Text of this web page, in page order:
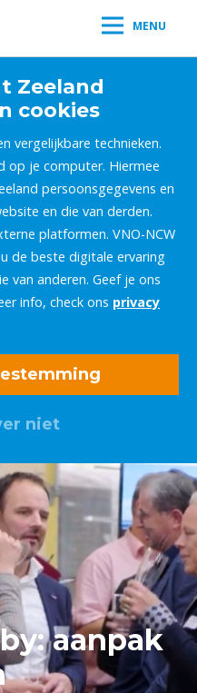
MENU
Zeeland
cookies
vergelijkbare technieken.
op je computer. Hiermee
persoonsgegevens en
en die van derden.
platformen. VNO-NCW
de beste digitale ervaring
van anderen. Geef je ons
info, check ons privacy
niet
aanpak